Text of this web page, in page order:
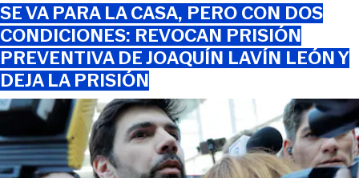
SE VA PARA LA CASA, PERO CON DOS
CONDICIONES: REVOCAN PRISIÓN
PREVENTIVA DE JOAQUÍN LAVÍN LEÓN Y
DEJA LA PRISIÓN